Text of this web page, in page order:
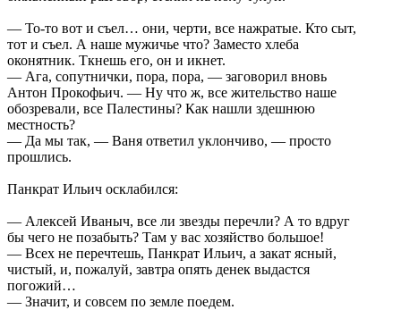
— То-то вот и съел… они, черти, все нажратые. Кто сыт,
тот и съел. А наше мужичье что? Заместо хлеба
оконятник. Ткнешь его, он и икнет.
— Ага, сопутнички, пора, пора, — заговорил вновь
Антон Прокофьич. — Ну что ж, все жительство наше
обозревали, все Палестины? Как нашли здешнюю
местность?
— Да мы так, — Ваня ответил уклончиво, — просто
прошлись.
Панкрат Ильич осклабился:
— Алексей Иваныч, все ли звезды перечли? А то вдруг
бы чего не позабыть? Там у вас хозяйство большое!
— Всех не перечтешь, Панкрат Ильич, а закат ясный,
чистый, и, пожалуй, завтра опять денек выдастся
погожий…
— Значит, и совсем по земле поедем.